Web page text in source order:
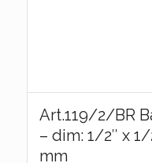
Art.119/2/BR
– dim: 1/2″ x
mm